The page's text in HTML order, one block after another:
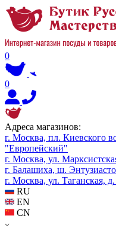
0
0
Адреса магазинов:
г. Москва, пл. Киевского
"Европейский"
г. Москва, ул.
г. Балашиха, ш.
г. Москва, ул. Таганская,
RU
EN
CN